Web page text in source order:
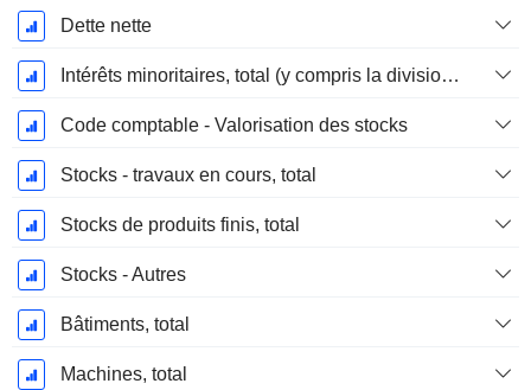
Dette nette
Intérêts minoritaires, total (y compris la division financière)
Code comptable - Valorisation des stocks
Stocks - travaux en cours, total
Stocks de produits finis, total
Stocks - Autres
Bâtiments, total
Machines, total